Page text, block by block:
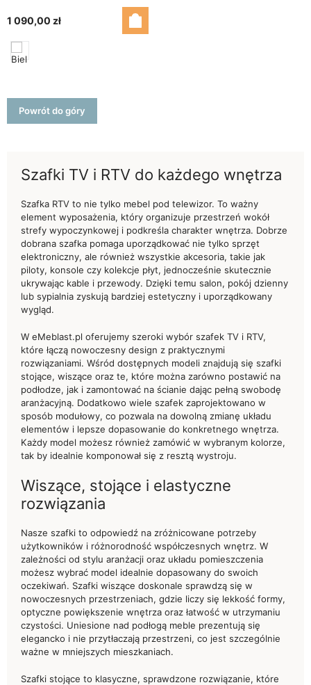
1 090,00 zł
Powrót do góry
Szafki TV i RTV do każdego wnętrza
Szafka RTV to nie tylko mebel pod telewizor. To ważny
element wyposażenia, który organizuje przestrzeń wokół
strefy wypoczynkowej i podkreśla charakter wnętrza. Dobrze
dobrana szafka pomaga uporządkować nie tylko sprzęt
elektroniczny, ale również wszystkie akcesoria, takie jak
piloty, konsole czy kolekcje płyt, jednocześnie skutecznie
ukrywając kable i przewody. Dzięki temu salon, pokój dzienny
lub sypialnia zyskują bardziej estetyczny i uporządkowany
wygląd.
W eMeblast.pl oferujemy szeroki wybór szafek TV i RTV,
które łączą nowoczesny design z praktycznymi
rozwiązaniami. Wśród dostępnych modeli znajdują się szafki
stojące, wiszące oraz te, które można zarówno postawić na
podłodze, jak i zamontować na ścianie dając pełną swobodę
aranżacyjną. Dodatkowo wiele szafek zaprojektowano w
sposób modułowy, co pozwala na dowolną zmianę układu
elementów i lepsze dopasowanie do konkretnego wnętrza.
Każdy model możesz również zamówić w wybranym kolorze,
tak by idealnie komponował się z resztą wystroju.
Wiszące, stojące i elastyczne
rozwiązania
Nasze szafki to odpowiedź na zróżnicowane potrzeby
użytkowników i różnorodność współczesnych wnętrz. W
zależności od stylu aranżacji oraz układu pomieszczenia
możesz wybrać model idealnie dopasowany do swoich
oczekiwań. Szafki wiszące doskonale sprawdzą się w
nowoczesnych przestrzeniach, gdzie liczy się lekkość formy,
optyczne powiększenie wnętrza oraz łatwość w utrzymaniu
czystości. Uniesione nad podłogą meble prezentują się
elegancko i nie przytłaczają przestrzeni, co jest szczególnie
ważne w mniejszych mieszkaniach.
Szafki stojące to klasyczne, sprawdzone rozwiązanie, które